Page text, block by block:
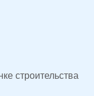
строительства